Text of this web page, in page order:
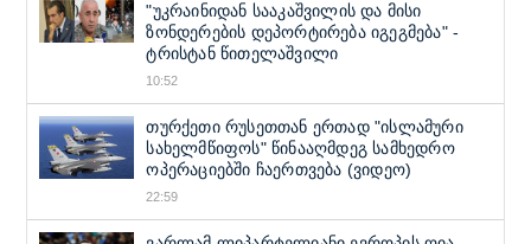
"უკრაინიდან სააკაშვილის და მისი
ზონდერების დეპორტირება იგეგმება" -
ტრისტან წითელაშვილი
10:52
თურქეთი რუსეთთან ერთად "ისლამური
სახელმწიფოს" წინააღმდეგ სამხედრო
ოპერაციებში ჩაერთვება (ვიდეო)
22:59